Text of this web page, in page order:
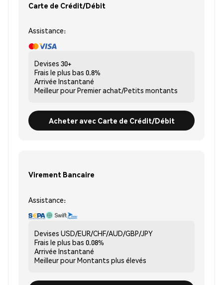
Carte de Crédit/Débit
Assistance:
Devises 30+
Frais le plus bas 0.8%
Arrivée Instantané
Meilleur pourPremier achat/Petits montants
Acheter avec Carte de Crédit/Débit
Virement Bancaire
Assistance:
Devises USD/EUR/CHF/AUD/GBP/JPY
Frais le plus bas 0.08%
Arrivée Instantané
Meilleur pourMontants plus élevés